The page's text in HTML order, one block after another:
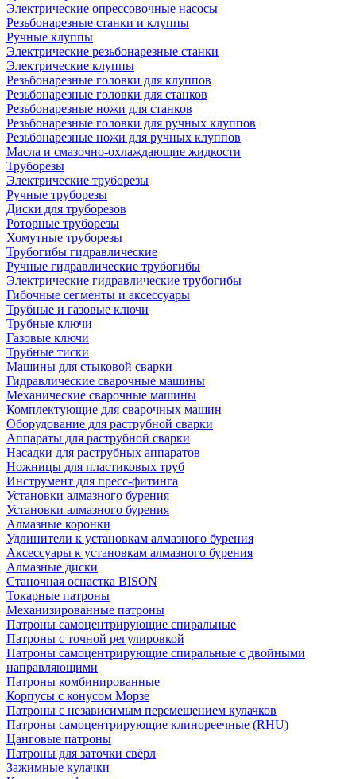
Электрические опрессовочные насосы
Резьбонарезные станки и клуппы
Ручные клуппы
Электрические резьбонарезные станки
Электрические клуппы
Резьбонарезные головки для клуппов
Резьбонарезные головки для станков
Резьбонарезные ножи для станков
Резьбонарезные головки для ручных клуппов
Резьбонарезные ножи для ручных клуппов
Масла и смазочно-охлаждающие жидкости
Труборезы
Электрические труборезы
Ручные труборезы
Диски для труборезов
Роторные труборезы
Хомутные труборезы
Трубогибы гидравлические
Ручные гидравлические трубогибы
Электрические гидравлические трубогибы
Гибочные сегменты и аксессуары
Трубные и газовые ключи
Трубные ключи
Газовые ключи
Трубные тиски
Машины для стыковой сварки
Гидравлические сварочные машины
Механические сварочные машины
Комплектующие для сварочных машин
Оборудование для раструбной сварки
Аппараты для раструбной сварки
Насадки для раструбных аппаратов
Ножницы для пластиковых труб
Инструмент для пресс-фитинга
Установки алмазного бурения
Установки алмазного бурения
Алмазные коронки
Удлинители к установкам алмазного бурения
Аксессуары к установкам алмазного бурения
Алмазные диски
Станочная оснастка BISON
Токарные патроны
Механизированные патроны
Патроны самоцентрирующие спиральные
Патроны с точной регулировкой
Патроны самоцентрирующие спиральные с двойными
направляющими
Патроны комбинированные
Корпусы с конусом Морзе
Патроны с независимым перемещением кулачков
Патроны самоцентрирующие клинореечные (RHU)
Цанговые патроны
Патроны для заточки свёрл
Зажимные кулачки